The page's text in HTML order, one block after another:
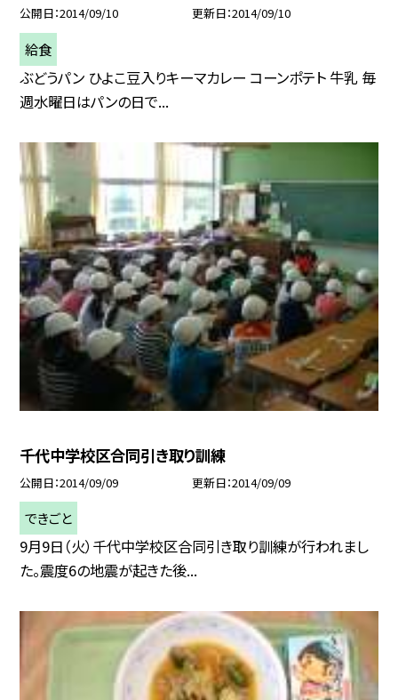
公開日 2014/09/10 更新日 2014/09/10
給食
ぶどうパン ひよこ豆入りキーマカレー コーンポテト 牛乳 毎
週水曜日はパンの日で...
千代中学校区合同引き取り訓練
公開日 2014/09/09 更新日 2014/09/09
できごと
9月9日（火）千代中学校区合同引き取り訓練が行われまし
た。震度6の地震が起きた後...